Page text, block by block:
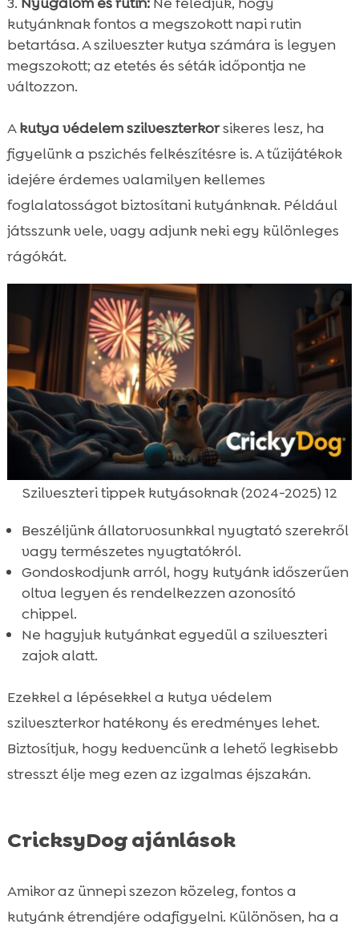
kutyánknak fontos a megszokott napi rutin
betartása. A szilveszter kutya számára is legyen
megszokott; az etetés és séták időpontja ne
változzon.
Akutya védelem szilveszterkorsikeres lesz, ha
figyelünk a pszichés felkészítésre is. A tűzijátékok
idejére érdemes valamilyen kellemes
foglalatosságot biztosítani kutyánknak. Például
játsszunk vele, vagy adjunk neki egy különleges
rágókát.
Szilveszteri tippek kutyásoknak (2024-2025) 12
Beszéljünk állatorvosunkkal nyugtató szerekről
vagy természetes nyugtatókról.
Gondoskodjunk arról, hogy kutyánk időszerűen
oltva legyen és rendelkezzen azonosító
chippel.
Ne hagyjuk kutyánkat egyedül a szilveszteri
zajok alatt.
Ezekkel a lépésekkel a kutya védelem
szilveszterkor hatékony és eredményes lehet.
Biztosítjuk, hogy kedvencünk a lehető legkisebb
stresszt élje meg ezen az izgalmas éjszakán.
CricksyDog ajánlások
Amikor az ünnepi szezon közeleg, fontos a
kutyánk étrendjére odafigyelni. Különösen, ha a